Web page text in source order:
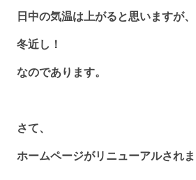
日中の気温は上がると思いますが、
冬近し！
なのであります。
さて、
ホームページがリニューアルされま